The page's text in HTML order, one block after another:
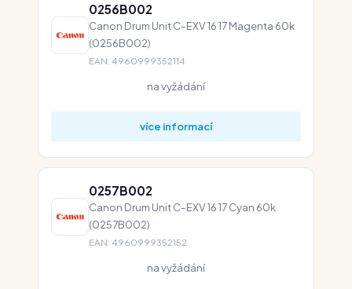
0256B002
Canon Drum Unit C-EXV 16 17 Magenta 60k
(0256B002)
EAN: 4960999352114
na vyžádání
více informací
0257B002
Canon Drum Unit C-EXV 16 17 Cyan 60k
(0257B002)
EAN: 4960999352152
na vyžádání